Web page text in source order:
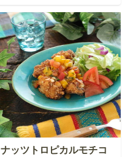
ナッツトロピカルモチコ